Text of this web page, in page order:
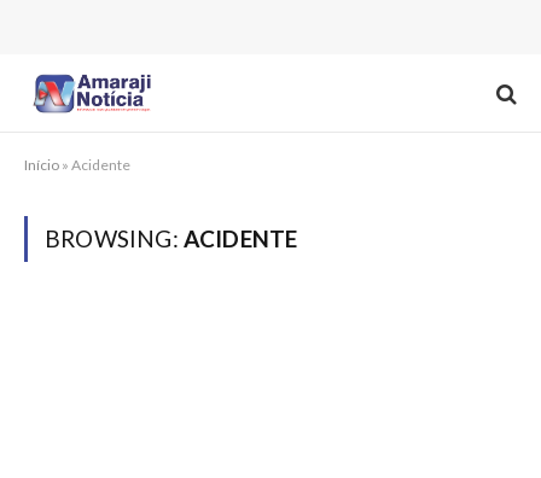
Início » Acidente
BROWSING: ACIDENTE